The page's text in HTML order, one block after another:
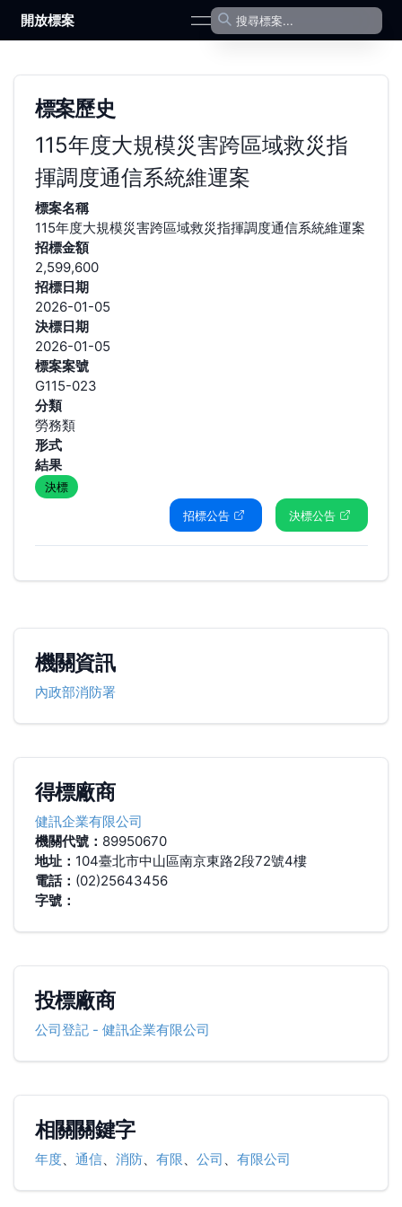
開放標案 open navigation menu
標案歷史
115年度大規模災害跨區域救災指
揮調度通信系統維運案
標案名稱
115年度大規模災害跨區域救災指揮調度通信系統維運案
招標金額
2,599,600
招標日期
2026-01-05
決標日期
2026-01-05
標案案號
G115-023
分類
勞務類
形式
結果
決標
招標公告
決標公告
機關資訊
內政部消防署
得標廠商
健訊企業有限公司
機關代號： 89950670
地址： 104臺北市中山區南京東路2段72號4樓
電話： (02)25643456
字號：
投標廠商
公司登記- 健訊企業有限公司
相關關鍵字
年度、 通信、 消防、 有限、 公司 、 有限公司